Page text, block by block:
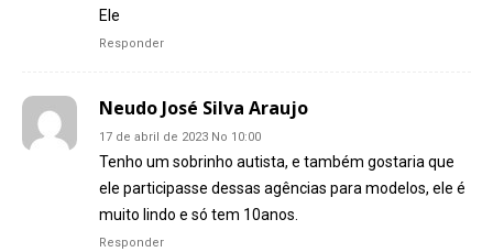
Ele
Responder
Neudo José Silva Araujo
17 de abril de 2023 No 10:00
Tenho um sobrinho autista, e também gostaria que
ele participasse dessas agências para modelos, ele é
muito lindo e só tem 10anos.
Responder